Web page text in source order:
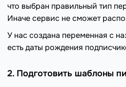
что выбран правильный тип
Иначе сервис не сможет
У нас создана переменная с
есть даты рождения
2. Подготовить шаблоны